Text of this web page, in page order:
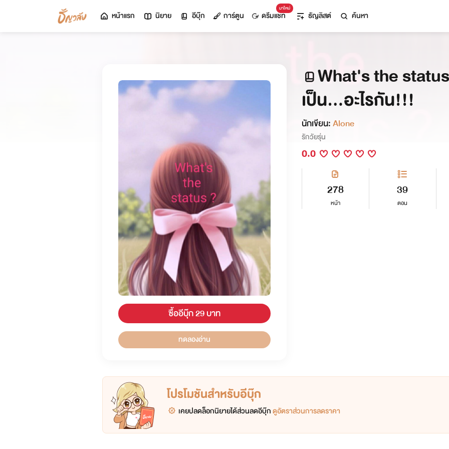
หน้าแรก นิยาย อีบุ๊ก การ์ตูน
มาใหม่
ดรีมแชท ธัญลิสต์ ค้นหา
ซื้ออีบุ๊ก 29 บาท
ทดลองอ่าน
What's the
เป็น...อะไรกัน!!!
นักเขียน:Alone
รักวัยรุ่น
0.0
278
หน้า
39
ตอน
โปรโมชันสำหรับอีบุ๊ก
เคยปลดล็อกนิยายได้ส่วนลดอีบุ๊กดูอัตราส่วนการลดราคา